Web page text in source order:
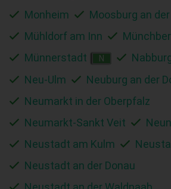
Monheim
Moosburg an
Mühldorf am Inn
Münnerstadt
N
Neu-Ulm
Neuburg an der
Neumarkt in der Oberpfalz
Neumarkt-Sankt Veit
Neustadt am Kulm
Neustadt an der Donau